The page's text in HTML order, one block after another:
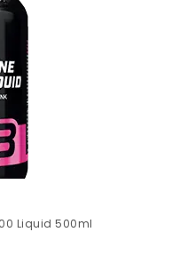
Liquid 500ml